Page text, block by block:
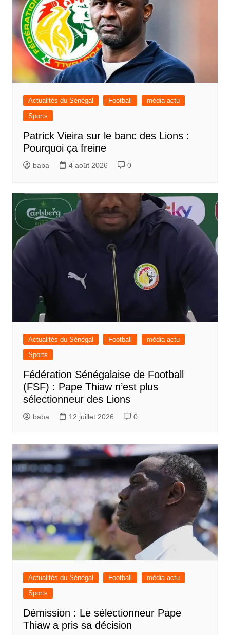
Actualités du Sénégal Football
média actu
Sports
Patrick Vieira sur le banc des Lions :
Pourquoi ça freine
baba 4 août 2026 0
Actualités du Sénégal Football
média actu
Sports
Fédération Sénégalaise de Football
(FSF) : Pape Thiaw n’est plus
sélectionneur des Lions
baba 12 juillet 2026 0
Actualités du Sénégal Football
média actu
Sports
Démission : Le sélectionneur Pape
Thiaw a pris sa décision